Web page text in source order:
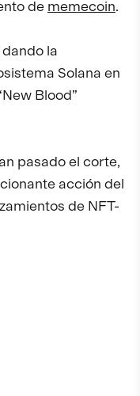
de memecoin.
la
Solana en
Blood”
pasado el corte,
acción del
de NFT-